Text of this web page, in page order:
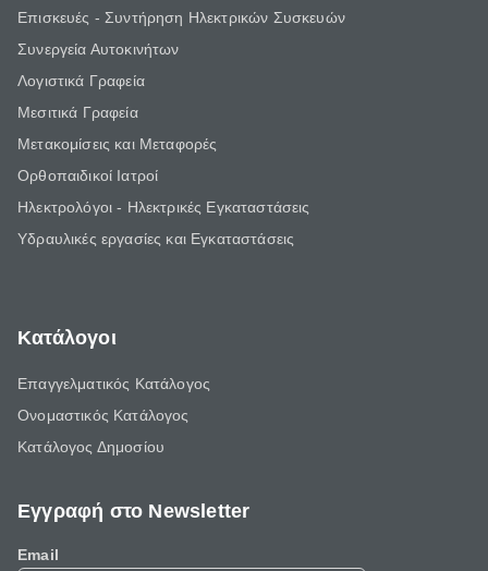
Επισκευές - Συντήρηση Ηλεκτρικών Συσκευών
Συνεργεία Αυτοκινήτων
Λογιστικά Γραφεία
Μεσιτικά Γραφεία
Μετακομίσεις και Μεταφορές
Ορθοπαιδικοί Ιατροί
Ηλεκτρολόγοι - Ηλεκτρικές Εγκαταστάσεις
Υδραυλικές εργασίες και Εγκαταστάσεις
Κατάλογοι
Επαγγελματικός Κατάλογος
Ονομαστικός Κατάλογος
Κατάλογος Δημοσίου
Εγγραφή στο Newsletter
Email